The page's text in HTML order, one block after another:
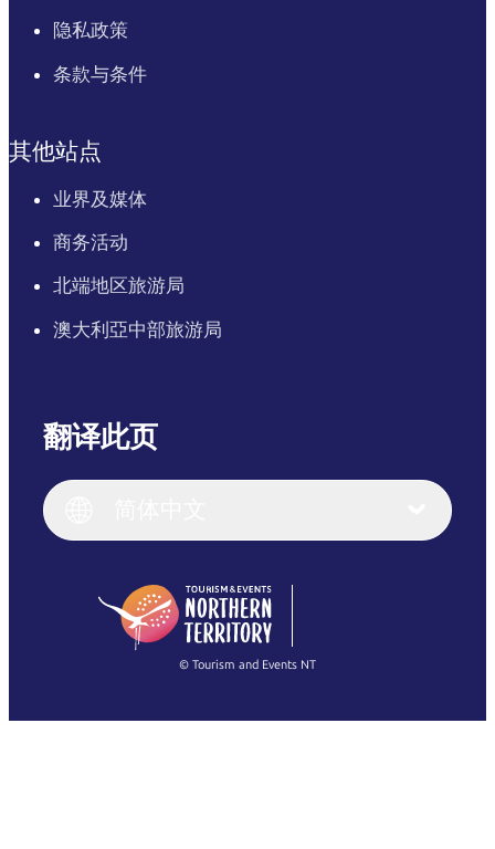
隐私政策
条款与条件
其他站点
业界及媒体
商务活动
北端地区旅游局
澳大利亞中部旅游局
翻译此页
English (US)
English
(Singapore)
Français
繁體中文
© Tourism and Events NT